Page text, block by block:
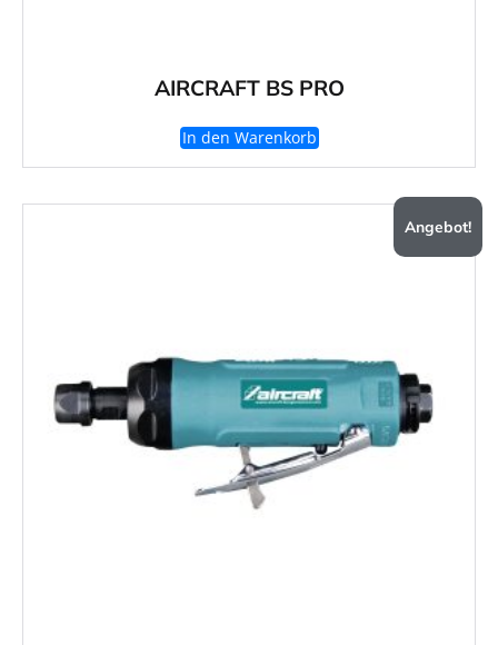
AIRCRAFT BS PRO
In den Warenkorb
Angebot!